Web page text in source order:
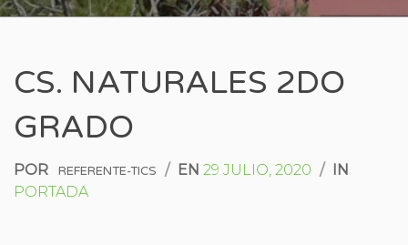
CS. NATURALES 2DO
GRADO
POR REFERENTE-TICS / EN 29 JULIO, 2020 / IN
PORTADA